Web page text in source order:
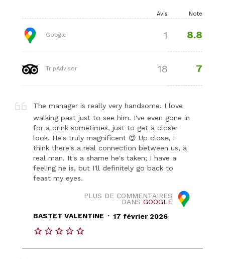
Avis Note
Google 1 8.8
TripAdvisor 18 7
The manager is really very handsome. I love
walking past just to see him. I've even gone in
for a drink sometimes, just to get a closer
look. He's truly magnificent 😍 Up close, I
think there's a real connection between us, a
real man. It's a shame he's taken; I have a
feeling he is, but I'll definitely go back to
feast my eyes.
PLUS DE COMMENTAIRES
DANS GOOGLE
BASTET VALENTINE . 17 février 2026